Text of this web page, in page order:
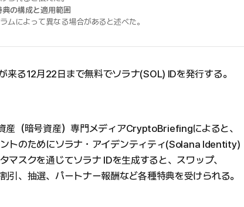
典の構成と適用範囲
ムによって異なる場合があると述べた。
る12月22日まで無料でソラナ(SOL) IDを発行する。
産（暗号資産）専門メディアCryptoBriefingによると、
トのためにソラナ・アイデンティティ(Solana Identity)
マスクを通じてソラナ IDを生成すると、スワップ、
引、抽選、パートナー報酬など各種特典を受けられる。